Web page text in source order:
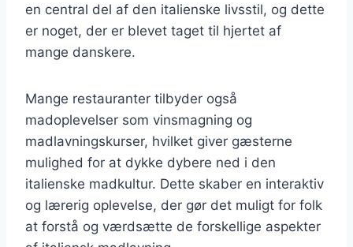
en central del af den italienske livsstil, og dette
er noget, der er blevet taget til hjertet af
mange danskere.
Mange restauranter tilbyder også
madoplevelser som vinsmagning og
madlavningskurser, hvilket giver gæsterne
mulighed for at dykke dybere ned i den
italienske madkultur. Dette skaber en interaktiv
og lærerig oplevelse, der gør det muligt for folk
at forstå og værdsætte de forskellige aspekter